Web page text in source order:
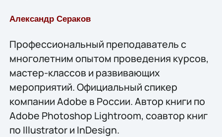
Александр Сераков
Профессиональный преподаватель с
многолетним опытом проведения курсов,
мастер-классов и развивающих
мероприятий. Официальный спикер
компании Adobe в России. Автор книги по
Adobe Photoshop Lightroom, соавтор книг
по Illustrator и InDesign.